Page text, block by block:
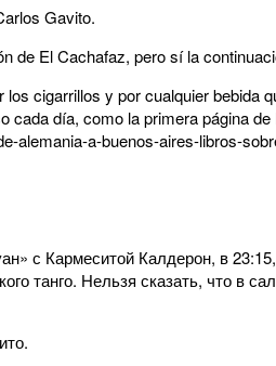
Gavito.
de El Cachafaz, pero sí la
cigarrillos y por cualquier
cada día, como la primera página de
alemania-a-buenos-aires-libros-
с Кармеситой Калдерон, в
танго. Нельзя сказать, что в